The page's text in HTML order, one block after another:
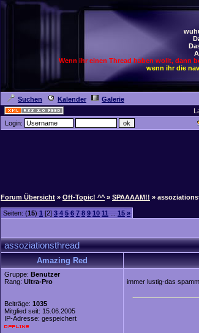
Wenn ihr einen Thread haben wollt, dann
wenn ihr die
Suchen Kalender Galerie
Login:
Forum Übersicht » Off-Topic! ^^ » SPAAAAM!! »
Seiten: (15) 1 [2] 3 4 5 6 7 8 9 10 11 15 »
assoziationsthread
Amazing Red
Gruppe: Benutzer
Rang: Ultra-Pro
Beiträge: 1035
Mitglied seit: 15.06.2005
IP-Adresse: gespeichert
immer lustig-das